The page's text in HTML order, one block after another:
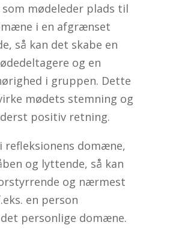
mødeleder plads til
i en afgrænset
så kan det skabe en
og en
i gruppen. Dette
mødets stemning og
positiv retning.
refleksionens domæne,
og lyttende, så kan
og nærmest
en person
personlige domæne.